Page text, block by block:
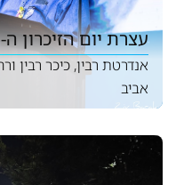
עצרת יום הזיכרון ה-30 לרצח יצחק רבין
אביב